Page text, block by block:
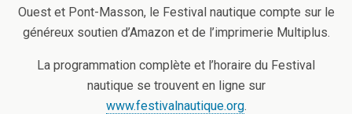
Ouest et Pont-Masson, le Festival nautique compte sur le
généreux soutien d’Amazon et de l’imprimerie Multiplus.
La programmation complète et l’horaire du Festival
nautique se trouvent en ligne sur
www.festivalnautique.org.